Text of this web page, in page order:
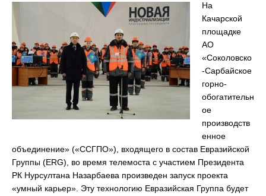
На
Качарской
площадке
АО
«Соколовско
-Сарбайское
горно-
обогатительн
ое
производств
енное
объединение» («ССГПО»), входящего в состав Евразийской
Группы (ERG), во время телемоста с участием Президента
РК Нурсултана Назарбаева произведен запуск проекта
«умный карьер». Эту технологию Евразийская Группа будет